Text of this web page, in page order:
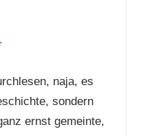
naja, es
sondern
ernst gemeinte,